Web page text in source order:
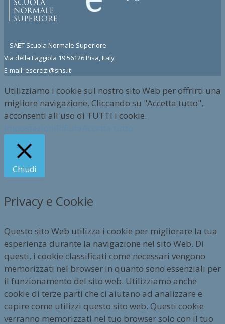
SAET Scuola Normale Superiore
Via della Faggiola 19 56126 Pisa, Italy
E-mail: esercizi@sns.it
Utilizziamo i cookie sul nostro sito Web per offrirti una
migliore navigazione. Cliccando su "Accetta tutto",
acconsenti all'uso di TUTTI i cookie.
Chiudi
Privacy e Cookie
Questo sito Web utilizza i cookie per migliorare la tua
esperienza durante la navigazione nel sito Web. Di
questi, i cookie classificati come necessari vengono
memorizzati nel browser in quanto sono essenziali per
il funzionamento del sito web. Utilizziamo anche
cookie di terze parti che ci aiutano ad analizzare e
capire come utilizzi questo sito web. Questi cookie
verranno memorizzati nel tuo browser solo con il tuo